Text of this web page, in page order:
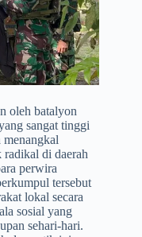
oleh batalyon
sangat tinggi
menangkal
di daerah
perwira
tersebut
lokal secara
sosial yang
sehari-hari.